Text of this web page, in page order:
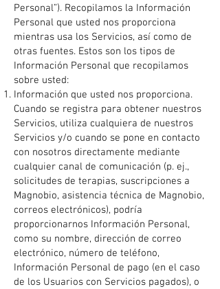
Personal”). Recopilamos la Información
Personal que usted nos proporciona
mientras usa los Servicios, así como de
otras fuentes. Estos son los tipos de
Información Personal que recopilamos
sobre usted:
Información que usted nos proporciona.
Cuando se registra para obtener nuestros
Servicios, utiliza cualquiera de nuestros
Servicios y/o cuando se pone en contacto
con nosotros directamente mediante
cualquier canal de comunicación (p. ej.,
solicitudes de terapias, suscripciones a
Magnobio, asistencia técnica de Magnobio,
correos electrónicos), podría
proporcionarnos Información Personal,
como su nombre, dirección de correo
electrónico, número de teléfono,
Información Personal de pago (en el caso
de los Usuarios con Servicios pagados), o